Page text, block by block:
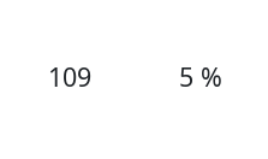
109 5 %